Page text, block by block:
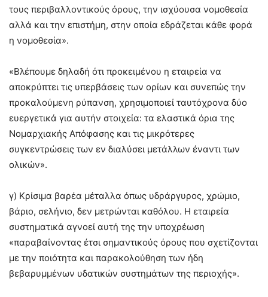
τους περιβαλλοντικούς όρους, την ισχύουσα νομοθεσία
αλλά και την επιστήμη, στην οποία εδράζεται κάθε φορά
η νομοθεσία».
«Βλέπουμε δηλαδή ότι προκειμένου η εταιρεία να
αποκρύπτει τις υπερβάσεις των ορίων και συνεπώς την
προκαλούμενη ρύπανση, χρησιμοποιεί ταυτόχρονα δύο
ευεργετικά για αυτήν στοιχεία: τα ελαστικά όρια της
Νομαρχιακής Απόφασης και τις μικρότερες
συγκεντρώσεις των εν διαλύσει μετάλλων έναντι των
ολικών».
γ) Κρίσιμα βαρέα μέταλλα όπως υδράργυρος, χρώμιο,
βάριο, σελήνιο, δεν μετρώνται καθόλου. Η εταιρεία
συστηματικά αγνοεί αυτή της την υποχρέωση
«παραβαίνοντας έτσι σημαντικούς όρους που σχετίζονται
με την ποιότητα και παρακολούθηση των ήδη
βεβαρυμμένων υδατικών συστημάτων της περιοχής».